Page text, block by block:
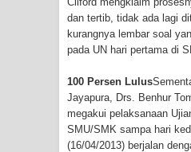
Polres
Marthen
Papua Siapkan
dan tertib, tidak ada lagi
kurangnya lembar soal
pada UN hari pertama di
100 Persen Lulus
Jayapura, Drs. Benhur
megakui pelaksanaan
SMU/SMK sampa hari
(16/04/2013) berjalan